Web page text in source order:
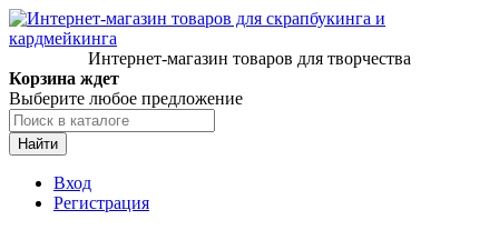
Интернет-магазин товаров для творчества
Корзина ждет
Выберите любое предложение
Найти
Вход
Регистрация